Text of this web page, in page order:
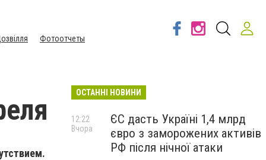
Фотоотчеты
ОСТАННІ НОВИНИ
ЄС дасть Україні 1,4 млрд
євро з заморожених активів
РФ після нічної атаки
12:22
Вчора